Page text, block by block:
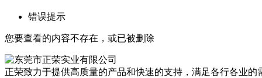
错误提示
您要查看的内容不存在，或已被删除
正荣致力于提供高质量的产品和快速的支持，满足各行各业